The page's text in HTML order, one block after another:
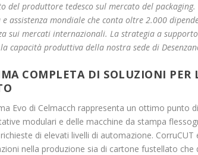
del produttore tedesco sul mercato del
assistenza mondiale che conta oltre 2.000
sui mercati internazionali. La strategia a
capacità produttiva della nostra sede di
COMPLETA DI SOLUZIONI PER
Evo di Celmacch rappresenta un ottimo punto
modulari e delle macchine da stampa
di elevati livelli di automazione.
nella produzione sia di cartone fustellato